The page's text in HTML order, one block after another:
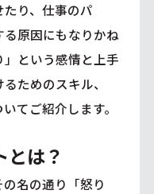
り、仕事のパ
原因にもなりかね
という感情と上手
ためのスキル、
てご紹介します。
とは？
名の通り「怒り